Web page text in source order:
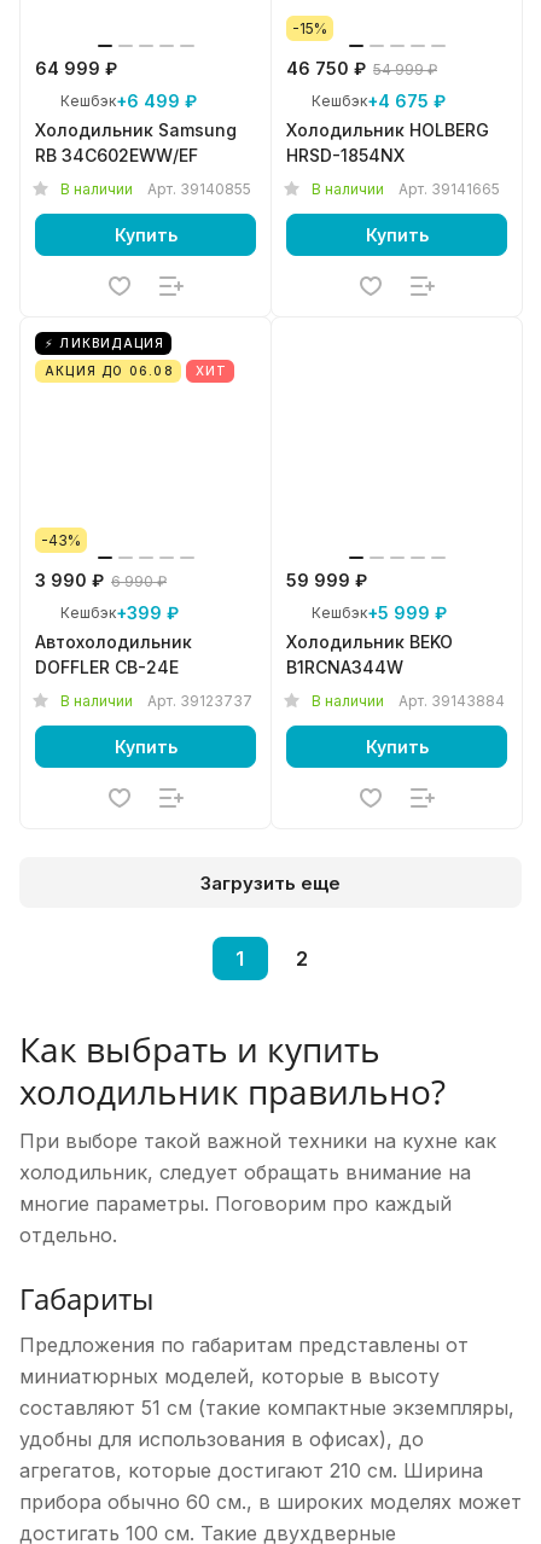
64 999 ₽
Кешбэк+6 499 ₽
Холодильник Samsung
RB 34C602EWW/EF
В наличии Арт. 39140855
Купить
-15%
46 750 ₽ 54 999 ₽
Кешбэк+4 675 ₽
Холодильник HOLBERG
HRSD-1854NX
В наличии Арт. 39141665
Купить
⚡ ЛИКВИДАЦИЯ
АКЦИЯ ДО 06.08
ХИТ
-43%
3 990 ₽ 6 990 ₽
Кешбэк+399 ₽
Автохолодильник
DOFFLER CB-24E
В наличии Арт. 39123737
Купить
59 999 ₽
Кешбэк+5 999 ₽
Холодильник BEKO
B1RCNA344W
В наличии Арт. 39143884
Купить
Загрузить еще
1 2
Как выбрать и купить
холодильник правильно?
При выборе такой важной техники на кухне как
холодильник, следует обращать внимание на
многие параметры. Поговорим про каждый
отдельно.
Габариты
Предложения по габаритам представлены от
миниатюрных моделей, которые в высоту
составляют 51 см (такие компактные экземпляры,
удобны для использования в офисах), до
агрегатов, которые достигают 210 см. Ширина
прибора обычно 60 см., в широких моделях может
достигать 100 см. Такие двухдверные